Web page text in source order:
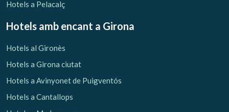
Hotels a Pelacalç
Hotels amb encant a Girona
Hotels al Gironès
Hotels a Girona ciutat
Hotels a Avinyonet de Puigventós
Hotels a Cantallops